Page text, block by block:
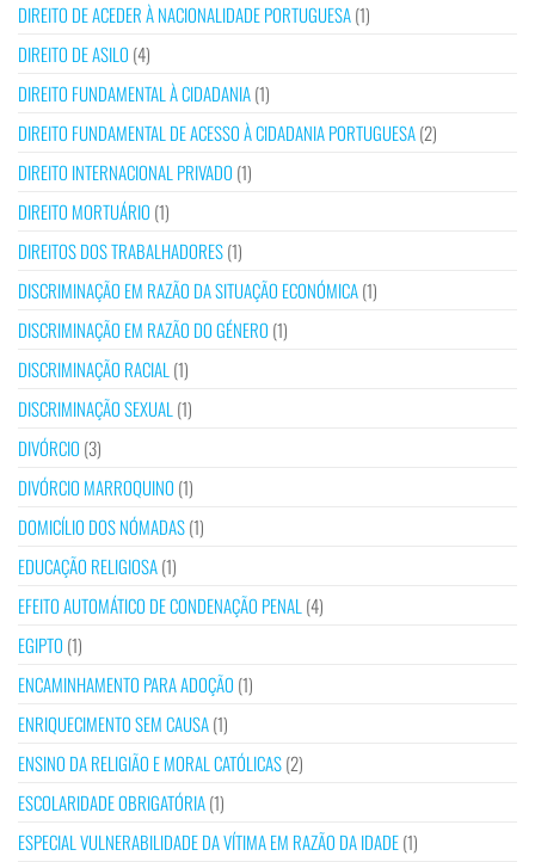
DIREITO DE ACEDER À NACIONALIDADE PORTUGUESA(1)
DIREITO DE ASILO (4)
DIREITO FUNDAMENTAL À CIDADANIA(1)
DIREITO FUNDAMENTAL DE ACESSO À CIDADANIA PORTUGUESA(2)
DIREITO INTERNACIONAL PRIVADO (1)
DIREITO MORTUÁRIO (1)
DIREITOS DOS TRABALHADORES(1)
DISCRIMINAÇÃO EM RAZÃO DA SITUAÇÃO ECONÓMICA(1)
DISCRIMINAÇÃO EM RAZÃO DO GÉNERO (1)
DISCRIMINAÇÃO RACIAL (1)
DISCRIMINAÇÃO SEXUAL (1)
DIVÓRCIO (3)
DIVÓRCIO MARROQUINO (1)
DOMICÍLIO DOS NÓMADAS(1)
EDUCAÇÃO RELIGIOSA(1)
EFEITO AUTOMÁTICO DE CONDENAÇÃO PENAL (4)
EGIPTO (1)
ENCAMINHAMENTO PARA ADOÇÃO (1)
ENRIQUECIMENTO SEM CAUSA(1)
ENSINO DA RELIGIÃO E MORAL CATÓLICAS(2)
ESCOLARIDADE OBRIGATÓRIA(1)
ESPECIAL VULNERABILIDADE DA VÍTIMA EM RAZÃO DA IDADE(1)